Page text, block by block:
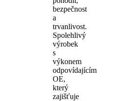
bezpečnost
a
trvanlivost.
Spolehlivý
výrobek
s
výkonem
odpovídajícím
OE,
který
zajišťuje